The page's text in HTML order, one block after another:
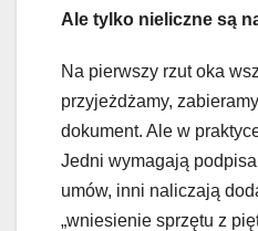
Ale tylko nieliczne są
Na pierwszy rzut oka
przyjeżdżamy,
dokument. Ale w
Jedni wymagają
umów, inni naliczają
„wniesienie sprzętu z